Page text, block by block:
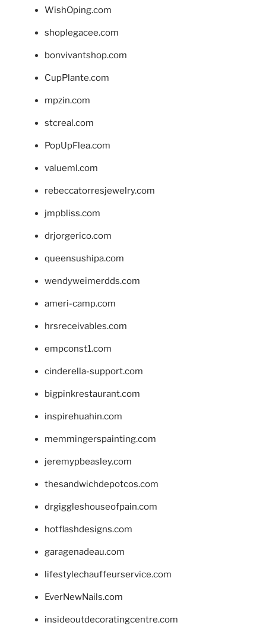
WishOping.com
shoplegacee.com
bonvivantshop.com
CupPlante.com
mpzin.com
stcreal.com
PopUpFlea.com
valueml.com
rebeccatorresjewelry.com
jmpbliss.com
drjorgerico.com
queensushipa.com
wendyweimerdds.com
ameri-camp.com
hrsreceivables.com
empconst1.com
cinderella-support.com
bigpinkrestaurant.com
inspirehuahin.com
memmingerspainting.com
jeremypbeasley.com
thesandwichdepotcos.com
drgiggleshouseofpain.com
hotflashdesigns.com
garagenadeau.com
lifestylechauffeurservice.com
EverNewNails.com
insideoutdecoratingcentre.com